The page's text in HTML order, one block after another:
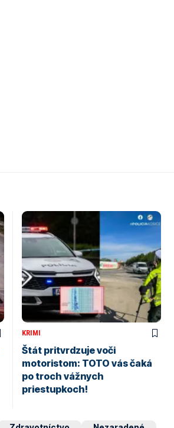
KRIMI
Štát pritvrdzuje voči
motoristom: TOTO vás čaká
po troch vážnych
priestupkoch!